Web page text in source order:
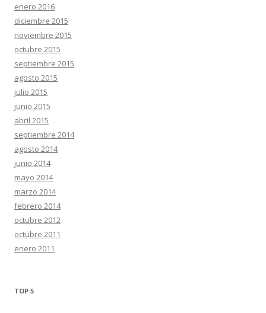
enero 2016
diciembre 2015
noviembre 2015
octubre 2015
septiembre 2015
agosto 2015
julio 2015
junio 2015
abril 2015
septiembre 2014
agosto 2014
junio 2014
mayo 2014
marzo 2014
febrero 2014
octubre 2012
octubre 2011
enero 2011
TOP 5